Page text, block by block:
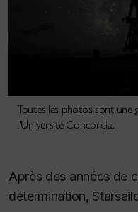
Toutes les photos sont une
l’Université Concordia.
Après des années de
détermination,